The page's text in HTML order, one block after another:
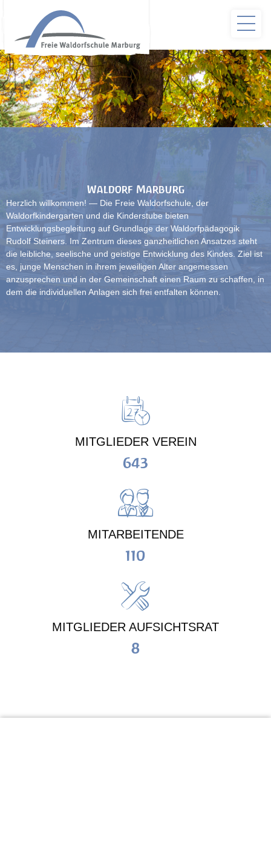
Waldorf Marburg
Herzlich willkommen! — Die Freie Waldorfschule, der
Waldorfkindergarten und die Kinderstube bieten
Entwicklungsbegleitung auf Grundlage der Waldorfpädagogik
Rudolf Steiners. Im Zentrum dieses ganzheitlichen Ansatzes steht
die leibliche, seelische und geistige Entwicklung des Kindes. Ziel ist
es, junge Menschen in ihrem jeweiligen Alter angemessen
anzusprechen und in der Gemeinschaft einen Raum zu schaffen, in
dem die individuellen Anlagen sich frei entfalten können.
MITGLIEDER VEREIN
643
MITARBEITENDE
110
MITGLIEDER AUFSICHTSRAT
8